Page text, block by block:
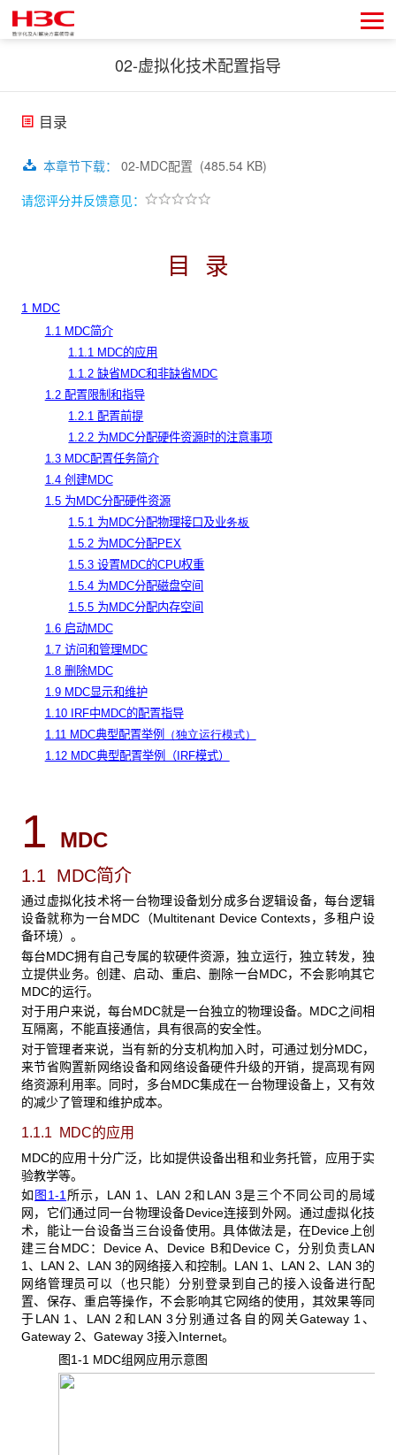
02-虚拟化技术配置指导
目录
本章节下载： 02-MDC配置 (485.54 KB)
请您评分并反馈意见：
目 录
1 MDC
1.1 MDC简介
1.1.1 MDC的应用
1.1.2 缺省MDC和非缺省MDC
1.2 配置限制和指导
1.2.1 配置前提
1.2.2 为MDC分配硬件资源时的注意事项
1.3 MDC配置任务简介
1.4 创建MDC
1.5 为MDC分配硬件资源
1.5.1 为MDC分配物理接口及业务板
1.5.2 为MDC分配PEX
1.5.3 设置MDC的CPU权重
1.5.4 为MDC分配磁盘空间
1.5.5 为MDC分配内存空间
1.6 启动MDC
1.7 访问和管理MDC
1.8 删除MDC
1.9 MDC显示和维护
1.10 IRF中MDC的配置指导
1.11 MDC典型配置举例
（独立运行模式）
1.12 MDC典型配置举例（IRF模式）
1 MDC
1.1 MDC简介
通过虚拟化技术将一台物理设备划分成多台逻辑设备，每台逻辑
设备就称为一台MDC（Multitenant Device Contexts，多租户设
备环境）。
每台MDC拥有自己专属的软硬件资源，独立运行，独立转发，独
立提供业务。创建、启动、重启、删除一台MDC，不会影响其它
MDC的运行。
对于用户来说，每台MDC就是一台独立的物理设备。MDC之间相
互隔离，不能直接通信，具有很高的安全性。
对于管理者来说，当有新的分支机构加入时，可通过划分MDC，
来节省购置新网络设备和网络设备硬件升级的开销，提高现有网
络资源利用率。同时，多台MDC集成在一台物理设备上，又有效
的减少了管理和维护成本。
1.1.1 MDC的应用
MDC的应用十分广泛，比如提供设备出租和业务托管，应用于实
验教学等。
如 图1-1所示，LAN 1、LAN 2和LAN 3是三个不同公司的局域
网，它们通过同一台物理设备Device连接到外网。通过虚拟化技
术，能让一台设备当三台设备使用。具体做法是，在Device上创
建三台MDC：Device A、Device B和Device C，分别负责LAN
1、LAN 2、LAN 3的网络接入和控制。LAN 1、LAN 2、LAN 3的
网络管理员可以（也只能）分别登录到自己的接入设备进行配
置、保存、重启等操作，不会影响其它网络的使用，其效果等同
于LAN 1、LAN 2和LAN 3分别通过各自的网关Gateway 1、
Gateway 2、Gateway 3接入Internet。
图1-1 MDC组网应用示意图